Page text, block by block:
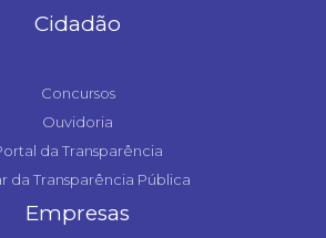
Cidadão
Concursos
Ouvidoria
da Transparência
da Transparência Pública
Empresas